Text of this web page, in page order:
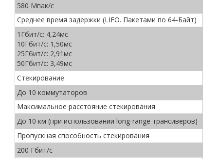
580 Мпак/с
Среднее время задержки (LIFO. Пакетами по 64-Байт)
1Гбит/с: 4,24мс
10Гбит/с: 1,50мс
25Гбит/с: 2,91мс
50Гбит/с: 3,49мс
Стекирование
До 10 коммутаторов
Максимальное расстояние стекирования
До 10 км (при использовании long-range трансиверов)
Пропускная способность стекирования
200 Гбит/с